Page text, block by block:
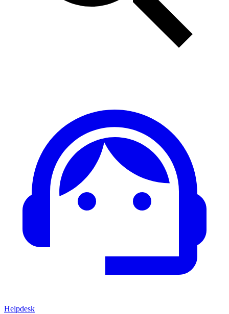
Helpdesk